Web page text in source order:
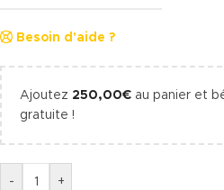
Besoin d'aide ?
Ajoutez 250,00€ au panier et
gratuite !
- +